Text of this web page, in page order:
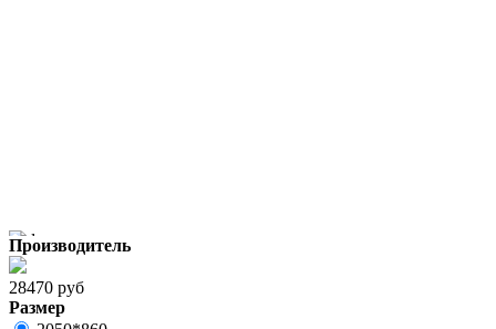
Производитель
28470 руб
Размер